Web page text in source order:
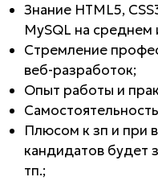
Знание HTML5,
MySQL на
Стремление
веб-разработок;
Опыт работы и
Плюсом к зп и при
кандидатов будет
тп.;